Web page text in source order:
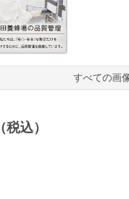
すべての画
（税込）